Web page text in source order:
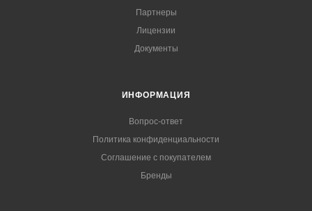
Партнеры
Лицензии
Документы
ИНФОРМАЦИЯ
Вопрос-ответ
Политика конфиденциальности
Соглашение с покупателем
Бренды